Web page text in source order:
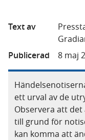
Text av
Publicerad
8 maj
ett urval av de
Observera att
till grund för
kan komma att